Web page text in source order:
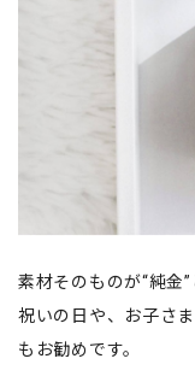
素材そのものが“純金
祝いの日や、お子さ
もお勧めです。